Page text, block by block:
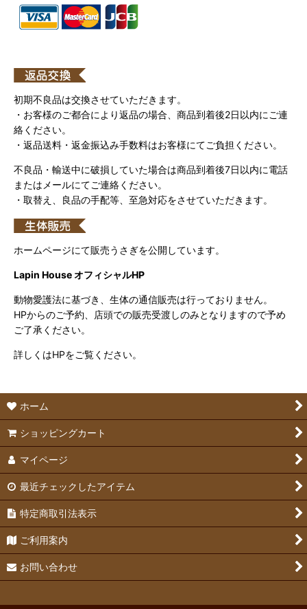
初期不良品は交換させていただきます。
・お客様のご都合により返品の場合、商品到着後2日以内にご連
絡ください。
・返品送料・返金振込み手数料はお客様にてご負担ください。
不良品・輸送中に破損していた場合は商品到着後7日以内に電話
またはメールにてご連絡ください。
・取替え、良品の手配等、至急対応をさせていただきます。
ホームページにて販売うさぎを公開しています。
Lapin House オフィシャルHP
動物愛護法に基づき、生体の通信販売は行っておりません。
HPからのご予約、店頭での販売受渡しのみとなりますので予め
ご了承ください。
詳しくはHPをご覧ください。
ホーム
ショッピングカート
マイページ
最近チェックしたアイテム
特定商取引法表示
ご利用案内
お問い合わせ